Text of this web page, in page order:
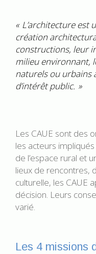
« L’architecture est
création
constructions, leur
milieu environnant,
naturels ou urbains
d’intérêt public. »
Les CAUE sont des
les acteurs
de l’espace rural et
lieux de rencontres,
culturelle, les CAUE
décision. Leurs
varié.
Les 4 missions